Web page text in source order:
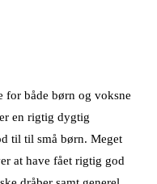
for både børn og voksne
en rigtig dygtig
til til små børn. Meget
at have fået rigtig god